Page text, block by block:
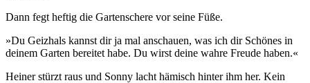
Dann fegt heftig die Gartenschere vor seine Füße.
»Du Geizhals kannst dir ja mal anschauen, was ich dir Schönes in
deinem Garten bereitet habe. Du wirst deine wahre Freude haben.«
Heiner stürzt raus und Sonny lacht hämisch hinter ihm her. Kein